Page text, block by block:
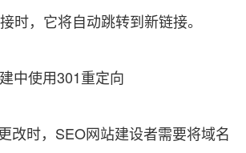
时，它将自动跳转到新链接。
中使用301重定向
改时，SEO网站建设者需要将域名